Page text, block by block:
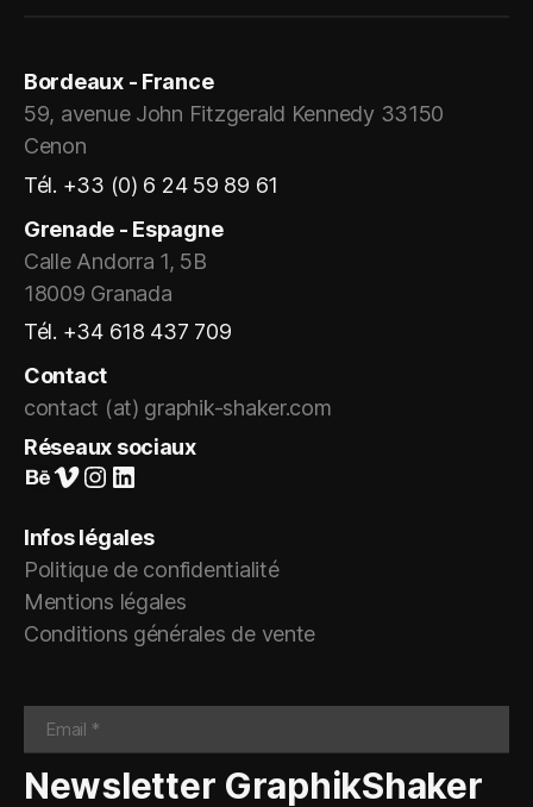
Bordeaux - France
59, avenue John Fitzgerald Kennedy 33150
Cenon
Tél. +33 (0) 6 24 59 89 61
Grenade - Espagne
Calle Andorra 1, 5B
18009 Granada
Tél. +34 618 437 709
Contact
contact (at) graphik-shaker.com
Réseaux sociaux
Suivez-nous sur Behance
Vimeo
Instagram
LinkedIn
Infos légales
Politique de confidentialité
Mentions légales
Conditions générales de vente
Newsletter GraphikShaker